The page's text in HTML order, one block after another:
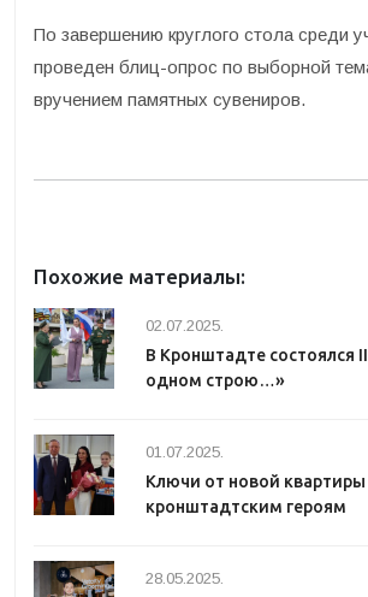
По завершению круглого стола среди
проведен блиц-опрос по выборной
вручением памятных сувениров.
Похожие материалы:
02.07.2025.
В Кронштадте состоялся
одном строю…»
01.07.2025.
Ключи от новой квартиры
кронштадтским героям
28.05.2025.